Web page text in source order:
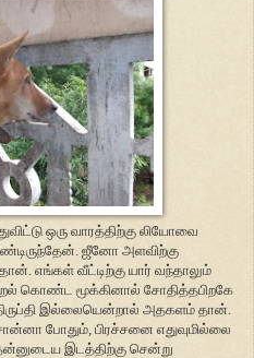
ஒரு வாரத்திற்கு லியோவை
ஜீனோ அளவிற்கு
எங்கள் வீட்டிற்கு யார் வந்தாலும்
கொண்ட மூக்கினால் சோதித்தபிறகே
இல்லையென்றால் அதகளம் தான்.
போதும், பிரச்சனை எதுவுமில்லை
இடத்திற்கு சென்று